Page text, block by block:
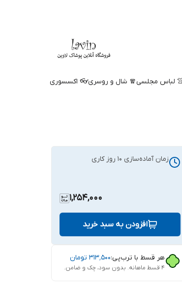
لباس مجلسی🧣 شال و روسری👓 اکسسوری
زمان آماده‌سازی 10 روز کاری
1,254,000
افزودن به سبد خرید
هر قسط با ترب‌پی:۳۱۳٬۵۰۰ تومان
۴ قسط ماهانه. بدون سود، چک و ضامن.